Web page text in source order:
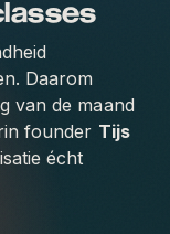
Daarom
van de maand
founder Tijs
écht